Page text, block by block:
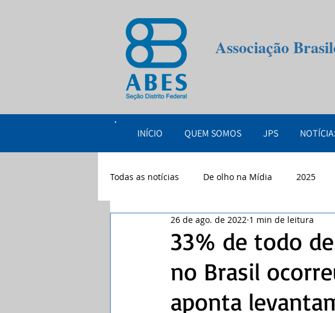
Associação
INÍCIO QUEM SOMOS JPS
Todas as notícias De olho na Mídia 2025
2026
33% de todo
no Brasil
aponta
26 de ago. de 2022 1 min de leitura